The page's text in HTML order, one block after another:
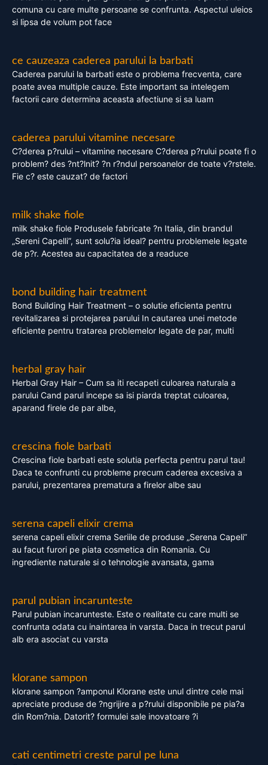
comuna cu care multe persoane se confrunta. Aspectul uleios
si lipsa de volum pot face
ce cauzeaza caderea parului la barbati
Caderea parului la barbati este o problema frecventa, care
poate avea multiple cauze. Este important sa intelegem
factorii care determina aceasta afectiune si sa luam
caderea parului vitamine necesare
C?derea p?rului – vitamine necesare C?derea p?rului poate fi o
problem? des ?nt?lnit? ?n r?ndul persoanelor de toate v?rstele.
Fie c? este cauzat? de factori
milk shake fiole
milk shake fiole Produsele fabricate ?n Italia, din brandul
„Sereni Capelli”, sunt solu?ia ideal? pentru problemele legate
de p?r. Acestea au capacitatea de a readuce
bond building hair treatment
Bond Building Hair Treatment – o solutie eficienta pentru
revitalizarea si protejarea parului In cautarea unei metode
eficiente pentru tratarea problemelor legate de par, multi
herbal gray hair
Herbal Gray Hair – Cum sa iti recapeti culoarea naturala a
parului Cand parul incepe sa isi piarda treptat culoarea,
aparand firele de par albe,
crescina fiole barbati
Crescina fiole barbati este solutia perfecta pentru parul tau!
Daca te confrunti cu probleme precum caderea excesiva a
parului, prezentarea prematura a firelor albe sau
serena capeli elixir crema
serena capeli elixir crema Seriile de produse „Serena Capeli”
au facut furori pe piata cosmetica din Romania. Cu
ingrediente naturale si o tehnologie avansata, gama
parul pubian incarunteste
Parul pubian incarunteste. Este o realitate cu care multi se
confrunta odata cu inaintarea in varsta. Daca in trecut parul
alb era asociat cu varsta
klorane sampon
klorane sampon ?amponul Klorane este unul dintre cele mai
apreciate produse de ?ngrijire a p?rului disponibile pe pia?a
din Rom?nia. Datorit? formulei sale inovatoare ?i
cati centimetri creste parul pe luna